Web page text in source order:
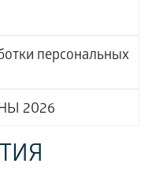
персональных
2026